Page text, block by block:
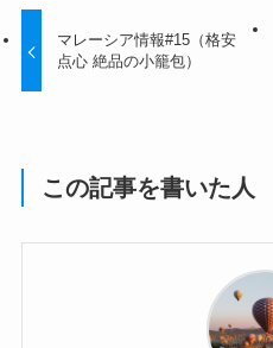
マレーシア情報#15（格安
点心 絶品の小籠包）
この記事を書いた人